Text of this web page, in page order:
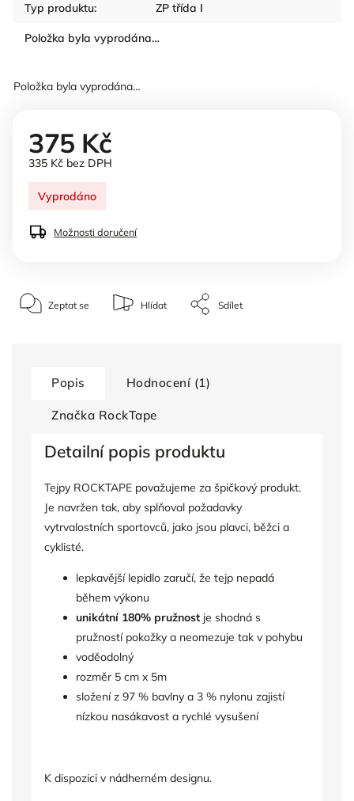
Typ produktu: ZP třída I
Položka byla vyprodána…
Položka byla vyprodána…
375 Kč
335 Kč bez DPH
Vyprodáno
Možnosti doručení
Zeptat se Hlídat Sdílet
Popis Hodnocení (1)
Značka RockTape
Detailní popis produktu
Tejpy ROCKTAPE považujeme za špičkový produkt.
Je navržen tak, aby splňoval požadavky
vytrvalostních sportovců, jako jsou plavci, běžci a
cyklisté.
lepkavější lepidlo zaručí, že tejp nepadá
během výkonu
unikátní 180% pružnost je shodná s
pružností pokožky a neomezuje tak v pohybu
voděodolný
rozměr 5 cm x 5m
složení z 97 % bavlny a 3 % nylonu zajistí
nízkou nasákavost a rychlé vysušení
K dispozici v nádherném designu.